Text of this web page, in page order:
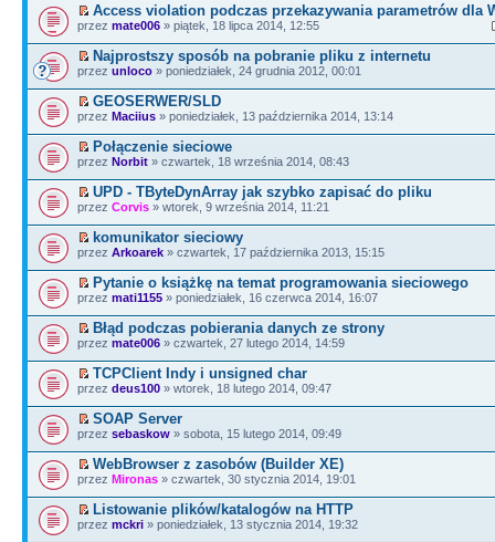
Access violation podczas przekazywania parametrów dla
przez mate006 » piątek, 18 lipca 2014, 12:55
Najprostszy sposób na pobranie pliku z internetu
przez unloco » poniedziałek, 24 grudnia 2012, 00:01
GEOSERWER/SLD
przez Maciius » poniedziałek, 13 października 2014, 13:14
Połączenie sieciowe
przez Norbit » czwartek, 18 września 2014, 08:43
UPD - TByteDynArray jak szybko zapisać do pliku
przez Corvis » wtorek, 9 września 2014, 11:21
komunikator sieciowy
przez Arkoarek » czwartek, 17 października 2013, 15:15
Pytanie o książkę na temat programowania sieciowego
przez mati1155 » poniedziałek, 16 czerwca 2014, 16:07
Błąd podczas pobierania danych ze strony
przez mate006 » czwartek, 27 lutego 2014, 14:59
TCPClient Indy i unsigned char
przez deus100 » wtorek, 18 lutego 2014, 09:47
SOAP Server
przez sebaskow » sobota, 15 lutego 2014, 09:49
WebBrowser z zasobów (Builder XE)
przez Mironas » czwartek, 30 stycznia 2014, 19:01
Listowanie plików/katalogów na HTTP
przez mckri » poniedziałek, 13 stycznia 2014, 19:32